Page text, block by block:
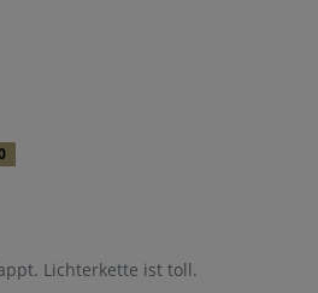
Lichterkette ist toll.